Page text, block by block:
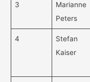
3
Marianne
Peters
4
Stefan
Kaiser